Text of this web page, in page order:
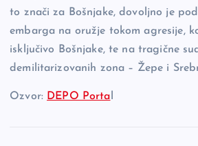
to znači za Bošnjake, dovoljno je
embarga na oružje tokom agresije,
isključivo Bošnjake, te na tragične
demilitarizovanih zona – Žepe i
Ozvor: DEPO Porta